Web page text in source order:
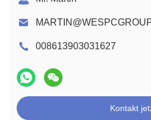
008613903031627
Kontakt